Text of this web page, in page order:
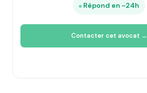
Répond en ~24h
Contacter cet avocat →